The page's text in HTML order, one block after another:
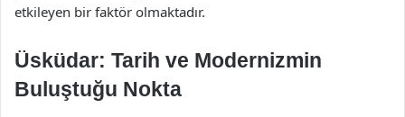
etkileyen bir faktör olmaktadır.
Üsküdar: Tarih ve Modernizmin
Buluştuğu Nokta